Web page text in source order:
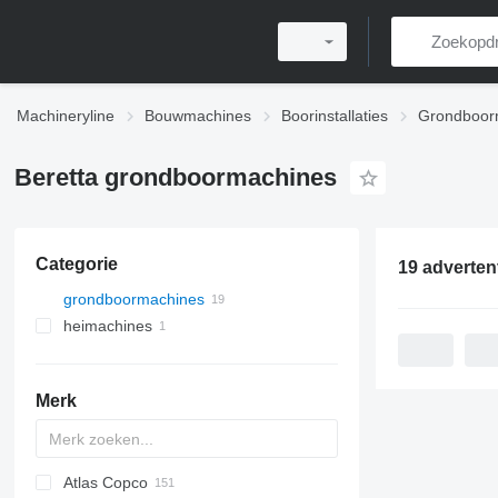
Machineryline Bouwmachines Boorinstallaties
Beretta grondboormachines
Categorie
grondboormachines
heimachines
Merk
Atlas Copco
19